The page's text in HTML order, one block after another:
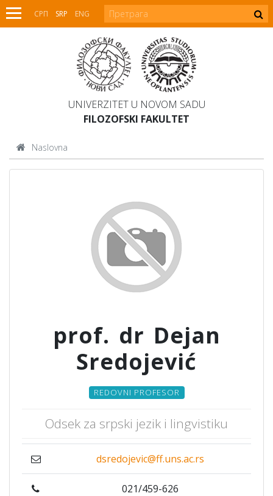
СРП SRP ENG
UNIVERZITET U NOVOM SADU
FILOZOFSKI FAKULTET
Naslovna
prof. dr Dejan
Sredojević
REDOVNI PROFESOR
Odsek za srpski jezik i lingvistiku
dsredojevic@ff.uns.ac.rs
021/459-626